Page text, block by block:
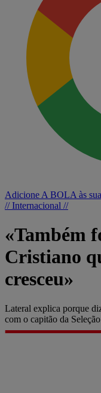
Adicione A BOLA às
// Internacional //
«Também
Cristiano
cresceu»
Lateral explica porque
com o capitão da Seleção